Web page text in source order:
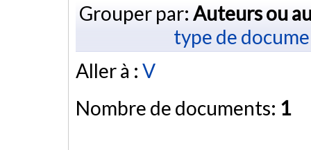
Grouper par: Auteurs ou
type de
Aller à : V
Nombre de documents: 1